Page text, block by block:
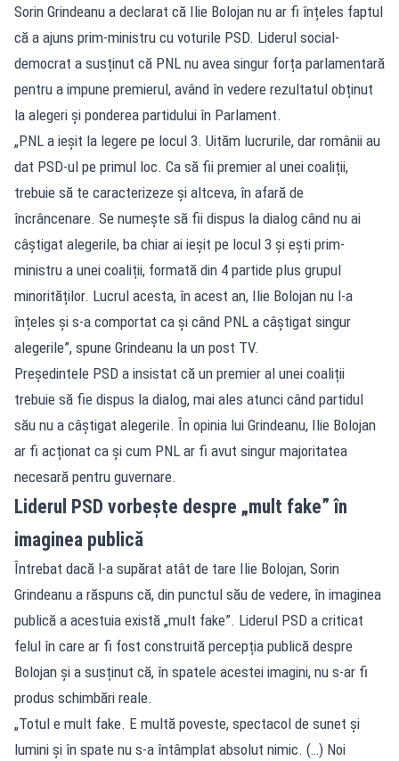
Sorin Grindeanu a declarat că Ilie Bolojan nu ar fi înțeles faptul
că a ajuns prim-ministru cu voturile PSD. Liderul social-
democrat a susținut că PNL nu avea singur forța parlamentară
pentru a impune premierul, având în vedere rezultatul obținut
la alegeri și ponderea partidului în Parlament.
„PNL a ieșit la legere pe locul 3. Uităm lucrurile, dar românii au
dat PSD-ul pe primul loc. Ca să fii premier al unei coaliții,
trebuie să te caracterizeze și altceva, în afară de
încrâncenare. Se numește să fii dispus la dialog când nu ai
câștigat alegerile, ba chiar ai ieșit pe locul 3 și ești prim-
ministru a unei coaliții, formată din 4 partide plus grupul
minorităților. Lucrul acesta, în acest an, Ilie Bolojan nu l-a
înțeles și s-a comportat ca și când PNL a câștigat singur
alegerile”, spune Grindeanu la un post TV.
Președintele PSD a insistat că un premier al unei coaliții
trebuie să fie dispus la dialog, mai ales atunci când partidul
său nu a câștigat alegerile. În opinia lui Grindeanu, Ilie Bolojan
ar fi acționat ca și cum PNL ar fi avut singur majoritatea
necesară pentru guvernare.
Liderul PSD vorbește despre „mult fake” în
imaginea publică
Întrebat dacă l-a supărat atât de tare Ilie Bolojan, Sorin
Grindeanu a răspuns că, din punctul său de vedere, în imaginea
publică a acestuia există „mult fake”. Liderul PSD a criticat
felul în care ar fi fost construită percepția publică despre
Bolojan și a susținut că, în spatele acestei imagini, nu s-ar fi
produs schimbări reale.
„Totul e mult fake. E multă poveste, spectacol de sunet și
lumini și în spate nu s-a întâmplat absolut nimic. (…) Noi